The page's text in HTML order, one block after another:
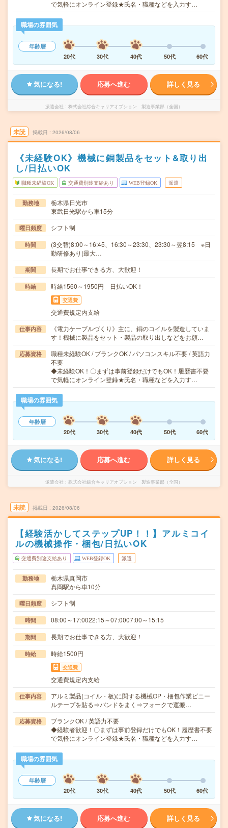
で気軽にオンライン登録★氏名・職種などを入力す…
職場の雰囲気
年齢層
20代
30代 40代 50代 60代
気になる! 応募へ進む 詳しく見る
派遣会社 株式会社綜合キャリアオプション 製造事業部（全国）
未読 掲載日 2026/08/06
《未経験OK》機械に銅製品をセット&取り出
し/日払いOK
職種未経験OK 交通費別途支給あり WEB登録OK 派遣
勤務地
栃木県日光市
東武日光駅から車15分
曜日頻度 シフト制
時間
(3交替)8:00～16:45、16:30～23:30、23:30～翌8:15 ※日
勤研修あり(最大…
期間 長期でお仕事できる方、大歓迎！
時給 時給1560～1950円 日払いOK！
交通費
交通費規定内支給
仕事内容
《電力ケーブルづくり》主に、銅のコイルを製造していま
す！機械に製品をセット・製品の取り出しなどをお願…
応募資格
職種未経験OK / ブランクOK / パソコンスキル不要 / 英語力
不要
◆未経験OK！〇まずは事前登録だけでもOK！履歴書不要
で気軽にオンライン登録★氏名・職種などを入力す…
職場の雰囲気
年齢層
20代
30代 40代 50代 60代
気になる! 応募へ進む 詳しく見る
派遣会社 株式会社綜合キャリアオプション 製造事業部（全国）
未読 掲載日 2026/08/06
【経験活かしてステップUP！！】アルミコイ
ルの機械操作・梱包/日払いOK
交通費別途支給あり WEB登録OK 派遣
勤務地
栃木県真岡市
真岡駅から車10分
曜日頻度 シフト制
時間 08:00～17:0022:15～07:0007:00～15:15
期間 長期でお仕事できる方、大歓迎！
時給 時給1500円
交通費
交通費規定内支給
仕事内容
アルミ製品(コイル・板)に関する機械OP・梱包作業ビニー
ルテープを貼る⇒バンドをまく⇒フォークで運搬…
応募資格
ブランクOK / 英語力不要
◆経験者歓迎！〇まずは事前登録だけでもOK！履歴書不要
で気軽にオンライン登録★氏名・職種などを入力す…
職場の雰囲気
年齢層
20代
30代 40代 50代 60代
気になる! 応募へ進む 詳しく見る